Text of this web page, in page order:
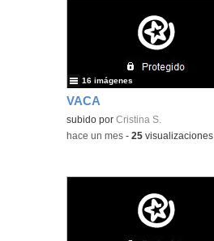
VACA
Contenido educativo.
subido porCristina S.
16 imágenes
-hace un mes -25 visualizaciones